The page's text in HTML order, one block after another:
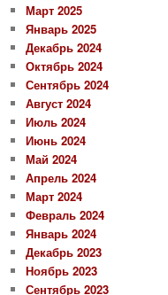
Март 2025
Январь 2025
Декабрь 2024
Октябрь 2024
Сентябрь 2024
Август 2024
Июль 2024
Июнь 2024
Май 2024
Апрель 2024
Март 2024
Февраль 2024
Январь 2024
Декабрь 2023
Ноябрь 2023
Сентябрь 2023